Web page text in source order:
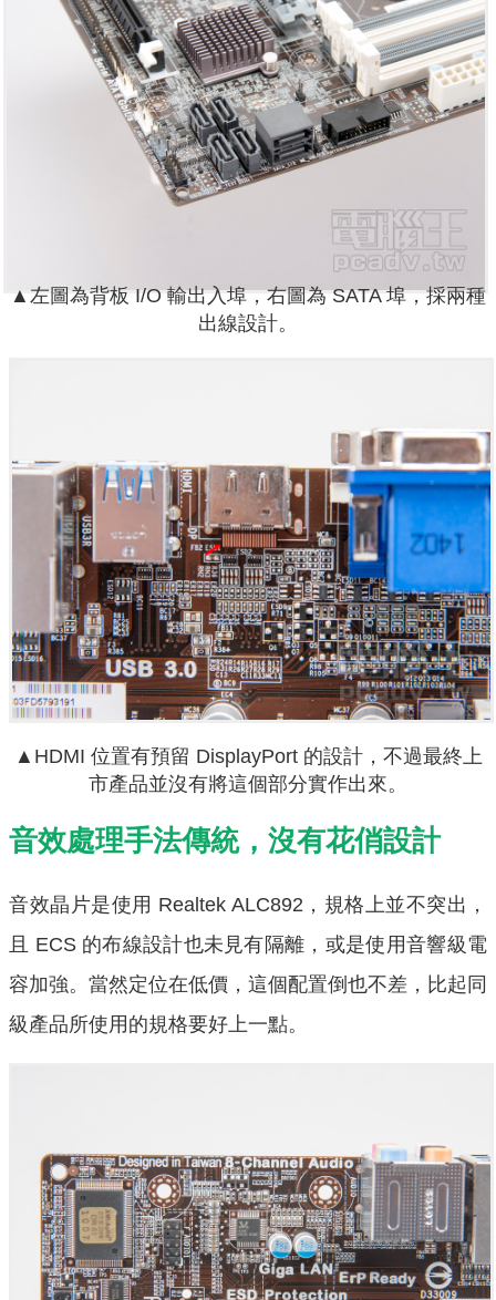
▲左圖為背板 I/O 輸出入埠，右圖為 SATA 埠，採兩種
出線設計。
▲HDMI 位置有預留 DisplayPort 的設計，不過最終上
市產品並沒有將這個部分實作出來。
音效處理手法傳統，沒有花俏設計
音效晶片是使用 Realtek ALC892，規格上並不突出，
且 ECS 的布線設計也未見有隔離，或是使用音響級電
容加強。當然定位在低價，這個配置倒也不差，比起同
級產品所使用的規格要好上一點。